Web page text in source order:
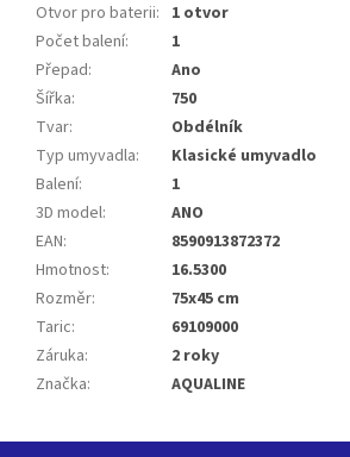
Otvor pro baterii: 1 otvor
Počet balení:
1
Přepad:
Ano
Šířka:
750
Tvar:
Obdélník
Typ umyvadla:
Klasické umyvadlo
Balení:
1
3D model:
ANO
EAN:
8590913872372
Hmotnost:
16.5300
Rozměr:
75x45 cm
Taric:
69109000
Záruka:
2 roky
Značka: AQUALINE